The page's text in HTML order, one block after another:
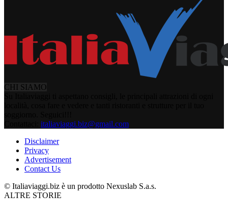
CHI SIAMO
italiaviaggi.biz@gmail.com
Disclaimer
Privacy
Advertisement
Contact Us
© Italiaviaggi.biz è un prodotto Nexuslab S.a.s.
ALTRE STORIE